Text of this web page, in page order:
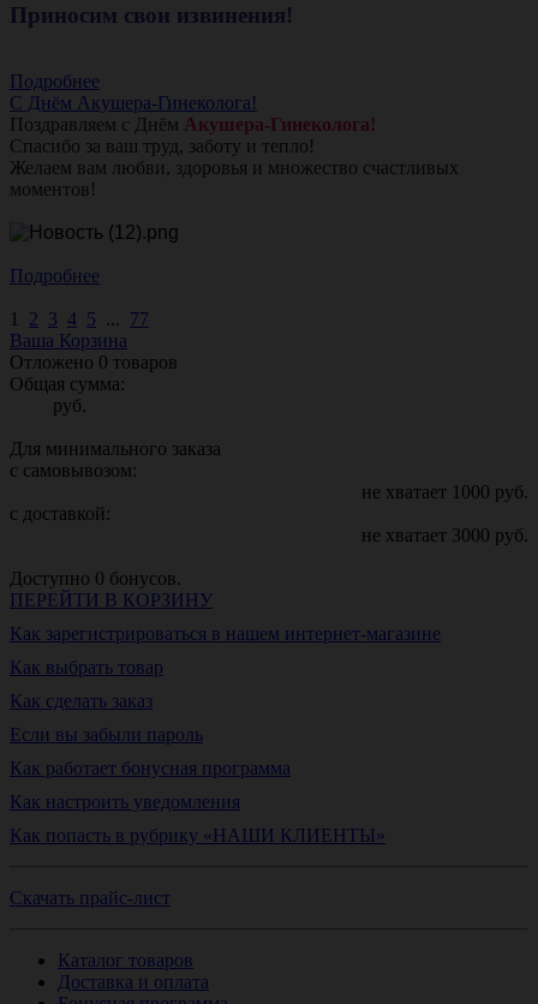
Приносим свои извинения!
Подробнее
С Днём Акушера-Гинеколога!
Поздравляем с Днём Акушера-Гинеколога!
Спасибо за ваш труд, заботу и тепло!
Желаем вам любви, здоровья и множество счастливых
моментов!
Подробнее
1 2 3 4 5 ... 77
Ваша Корзина
Отложено 0 товаров
Общая сумма:
руб.
Для минимального заказа
с самовывозом:
не хватает 1000 руб.
с доставкой:
не хватает 3000 руб.
Доступно 0 бонусов.
ПЕРЕЙТИ В КОРЗИНУ
Как зарегистрироваться в нашем интернет-магазине
Как выбрать товар
Как сделать заказ
Если вы забыли пароль
Как работает бонусная программа
Как настроить уведомления
Как попасть в рубрику «НАШИ КЛИЕНТЫ»
Скачать прайс-лист
Каталог товаров
Доставка и оплата